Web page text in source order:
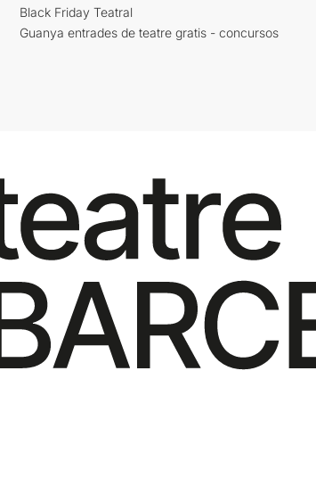
Black Friday Teatral
Guanya entrades de teatre gratis - concursos